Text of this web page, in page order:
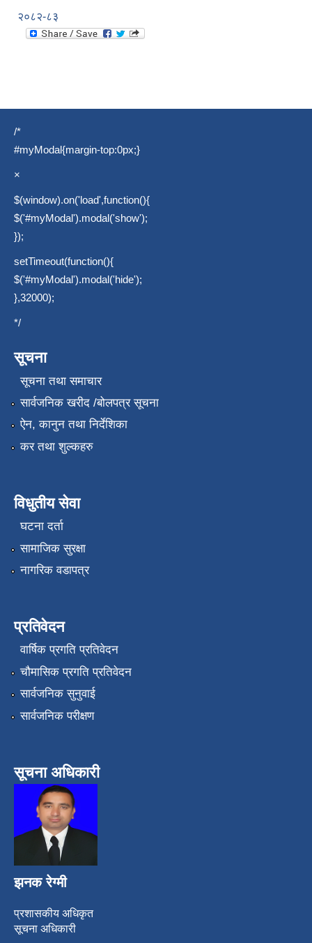
२०८२-८३
/*
#myModal{margin-top:0px;}
×
$(window).on('load',function(){
$('#myModal').modal('show');
});
setTimeout(function(){
$('#myModal').modal('hide');
},32000);
*/
सूचना
सूचना तथा समाचार
सार्वजनिक खरीद /बोलपत्र सूचना
ऐन, कानुन तथा निर्देशिका
कर तथा शुल्कहरु
विधुतीय सेवा
घटना दर्ता
सामाजिक सुरक्षा
नागरिक वडापत्र
प्रतिवेदन
वार्षिक प्रगति प्रतिवेदन
चौमासिक प्रगति प्रतिवेदन
सार्वजनिक सुनुवाई
सार्वजनिक परीक्षण
सूचना अधिकारी
झनक रेग्मी
प्रशासकीय अधिकृत
सूचना अधिकारी